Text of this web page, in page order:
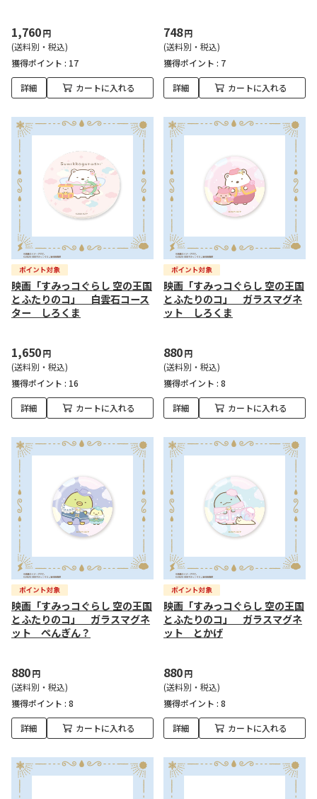
1,760円
(送料別・税込)
獲得ポイント : 17
詳細 カートに入れる
748円
(送料別・税込)
獲得ポイント : 7
詳細 カートに入れる
映画「すみっコぐらし 空の王国
とふたりのコ」 白雲石コース
ター しろくま
1,650円
(送料別・税込)
獲得ポイント : 16
詳細 カートに入れる
映画「すみっコぐらし 空の王国
とふたりのコ」 ガラスマグネ
ット しろくま
880円
(送料別・税込)
獲得ポイント : 8
詳細 カートに入れる
映画「すみっコぐらし 空の王国
とふたりのコ」 ガラスマグネ
ット ぺんぎん？
880円
(送料別・税込)
獲得ポイント : 8
詳細 カートに入れる
映画「すみっコぐらし 空の王国
とふたりのコ」 ガラスマグネ
ット とかげ
880円
(送料別・税込)
獲得ポイント : 8
詳細 カートに入れる